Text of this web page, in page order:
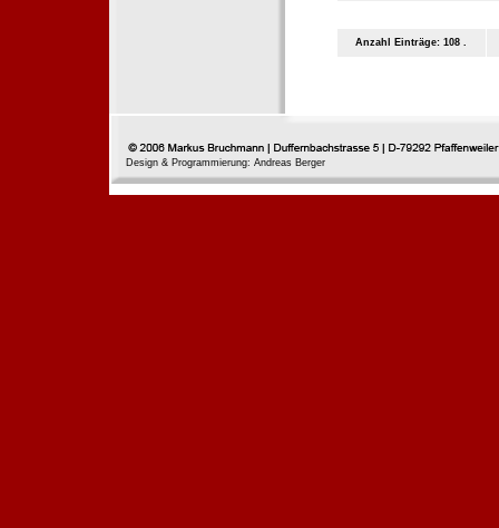
Anzahl Einträge: 108 .
Design & Programmierung: Andreas Berger